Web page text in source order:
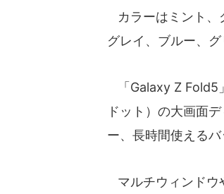
カラーはミント、
グレイ、ブルー、グ
「Galaxy Z Fold5
ドット）の大画面
ー、長時間使えるバ
マルチウィンドウ